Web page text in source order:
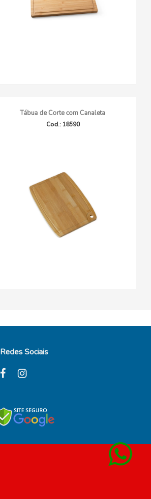
Tábua de Corte com Canaleta
Cod.: 18590
Redes Sociais